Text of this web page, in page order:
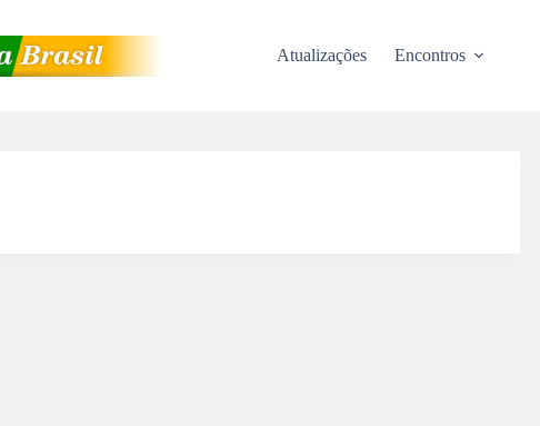
Atualizações Encontros